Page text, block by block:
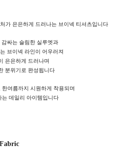
가 은은하게 드러나는 브이넥 티셔츠입니다
싸는 슬림한 실루엣과
브이넥 라인이 어우러져
은은하게 드러나며
분위기로 완성됩니다
여름까지 시원하게 착용되며
는 데일리 아이템입니다
Fabric